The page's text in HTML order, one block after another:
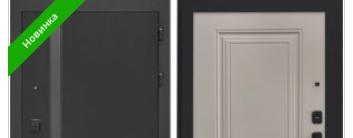
Новинка